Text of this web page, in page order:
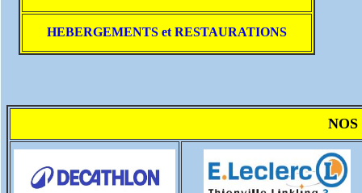
HEBERGEMENTS et RESTAURATIONS